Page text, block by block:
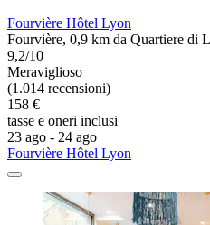
Fourvière Hôtel Lyon
Fourvière, 0,9 km da Quartiere di
9,2/10
Meraviglioso
(1.014 recensioni)
158 €
tasse e oneri inclusi
23 ago - 24 ago
Fourvière Hôtel Lyon